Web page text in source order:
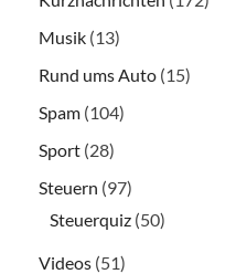
Musik (13)
Rund ums Auto (15)
Spam (104)
Sport (28)
Steuern (97)
Steuerquiz (50)
Videos (51)